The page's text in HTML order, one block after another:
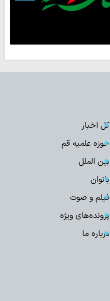
کل اخبار
حوزه علمیه قم
بین الملل
بانوان
فیلم و صوت
پرونده‌های ویژه
درباره ما